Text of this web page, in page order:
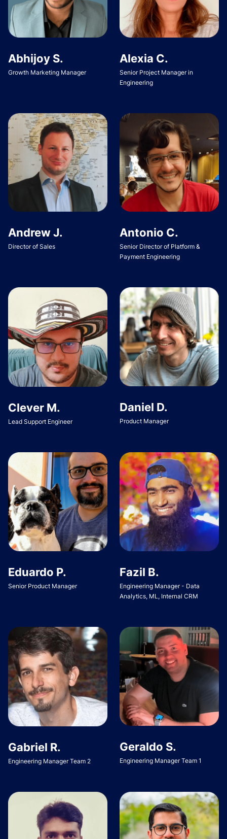
Abhijoy S.
Growth Marketing Manager
Alexia C.
Senior Project Manager in
Engineering
Andrew J.
Director of Sales
Antonio C.
Senior Director of Platform &
Payment Engineering
Clever M.
Lead Support Engineer
Daniel D.
Product Manager
Eduardo P.
Senior Product Manager
Fazil B.
Engineering Manager - Data
Analytics, ML, Internal CRM
Gabriel R.
Engineering Manager Team 2
Geraldo S.
Engineering Manager Team 1